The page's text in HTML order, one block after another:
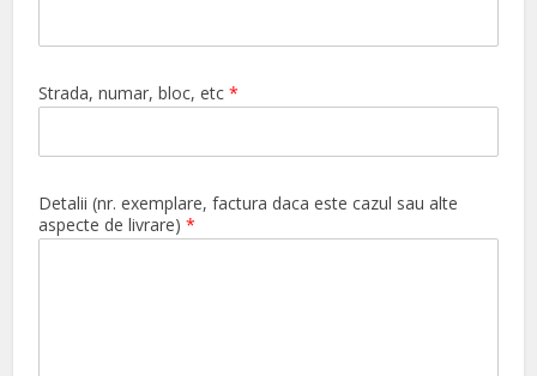
Strada, numar, bloc, etc*
Detalii (nr. exemplare, factura daca este cazul sau alte
aspecte de livrare)*